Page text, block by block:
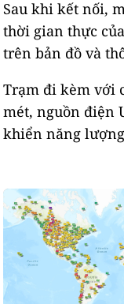
Sau khi kết nối,
thời gian thực
trên bản đồ và
Trạm đi kèm với
mét, nguồn điện
khiển năng